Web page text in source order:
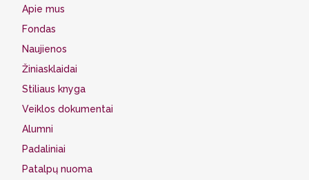
Apie mus
Fondas
Naujienos
Žiniasklaidai
Stiliaus knyga
Veiklos dokumentai
Alumni
Padaliniai
Patalpų nuoma